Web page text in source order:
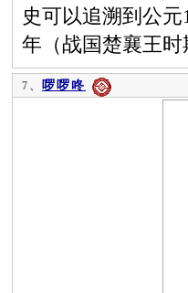
史可以追溯到公
年（战国楚襄王
7、 啰啰咚